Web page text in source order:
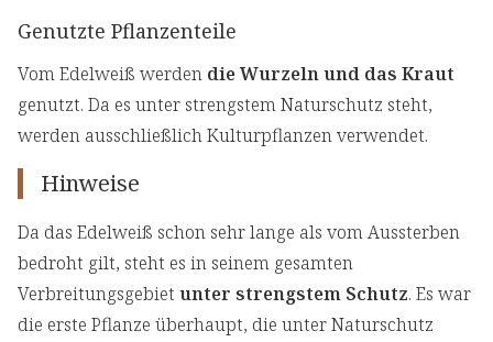
Genutzte Pflanzenteile
Vom Edelweiß werden die Wurzeln und das Kraut
genutzt. Da es unter strengstem Naturschutz steht,
werden ausschließlich Kulturpflanzen verwendet.
Hinweise
Da das Edelweiß schon sehr lange als vom Aussterben
bedroht gilt, steht es in seinem gesamten
Verbreitungsgebiet unter strengstem Schutz. Es war
die erste Pflanze überhaupt, die unter Naturschutz